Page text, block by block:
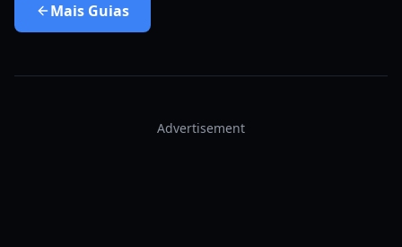
Mais Guias
Advertisement